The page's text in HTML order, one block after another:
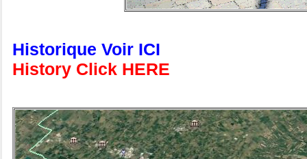
Historique Voir ICI
History Click HERE